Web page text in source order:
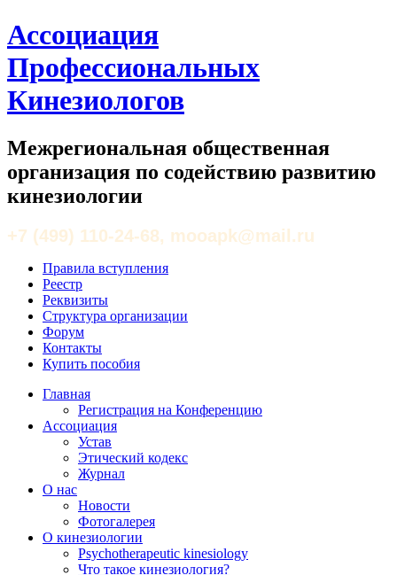
Ассоциация
Профессиональных
Кинезиологов
Межрегиональная общественная
организация по содействию развитию
кинезиологии
+7 (499) 110-24-68, mooapk@mail.ru
Правила вступления
Реестр
Реквизиты
Структура организации
Форум
Контакты
Купить пособия
Главная
Регистрация на Конференцию
Ассоциация
Устав
Этический кодекс
Журнал
О нас
Новости
Фотогалерея
О кинезиологии
Psychotherapeutic kinesiology
Что такое кинезиология?